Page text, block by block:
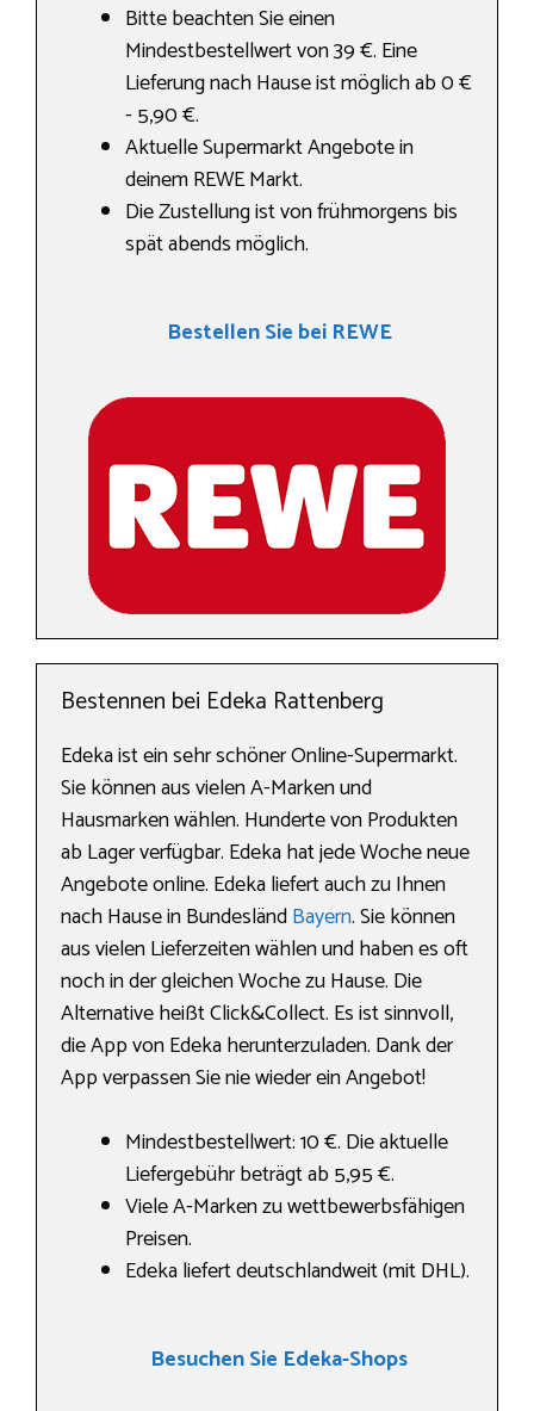
Bitte beachten Sie einen
Mindestbestellwert von 39 €. Eine
Lieferung nach Hause ist möglich ab 0 €
- 5,90 €.
Aktuelle Supermarkt Angebote in
deinem REWE Markt.
Die Zustellung ist von frühmorgens bis
spät abends möglich.
Bestellen Sie bei REWE
Bestennen bei Edeka Rattenberg
Edeka ist ein sehr schöner Online-Supermarkt.
Sie können aus vielen A-Marken und
Hausmarken wählen. Hunderte von Produkten
ab Lager verfügbar. Edeka hat jede Woche neue
Angebote online. Edeka liefert auch zu Ihnen
nach Hause in BundesländBayern. Sie können
aus vielen Lieferzeiten wählen und haben es oft
noch in der gleichen Woche zu Hause. Die
Alternative heißt Click&Collect. Es ist sinnvoll,
die App von Edeka herunterzuladen. Dank der
App verpassen Sie nie wieder ein Angebot!
Mindestbestellwert: 10 €. Die aktuelle
Liefergebühr beträgt ab 5,95 €.
Viele A-Marken zu wettbewerbsfähigen
Preisen.
Edeka liefert deutschlandweit (mit DHL).
Besuchen Sie Edeka-Shops